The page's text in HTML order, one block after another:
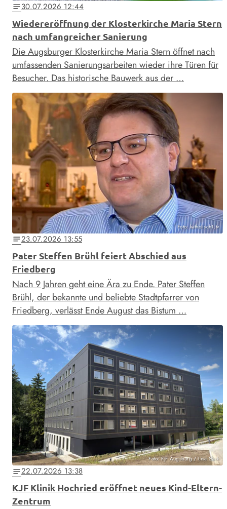
notes30.07.2026 12:44
Wiedereröffnung der Klosterkirche Maria Stern
nach umfangreicher Sanierung
Die Augsburger Klosterkirche Maria Stern öffnet nach
umfassenden Sanierungsarbeiten wieder ihre Türen für
Besucher. Das historische Bauwerk aus der …
Foto: katholisch1.tv
notes23.07.2026 13:55
Pater Steffen Brühl feiert Abschied aus
Friedberg
Nach 9 Jahren geht eine Ära zu Ende. Pater Steffen
Brühl, der bekannte und beliebte Stadtpfarrer von
Friedberg, verlässt Ende August das Bistum …
Foto: KJF Augsburg / Lisa Stark
notes22.07.2026 13:38
KJF Klinik Hochried eröffnet neues Kind-Eltern-
Zentrum